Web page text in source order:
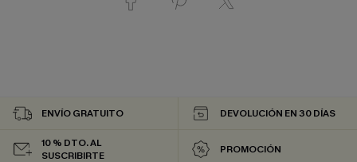
ENVÍO GRATUITO DEVOLUCIÓN EN 30 DÍAS
10 % DTO. AL
SUSCRIBIRTE
PROMOCIÓN